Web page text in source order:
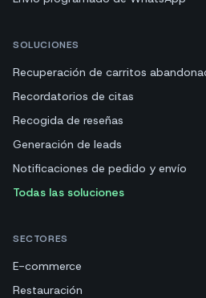
SOLUCIONES
Recuperación de carritos
Recordatorios de citas
Recogida de reseñas
Generación de leads
Notificaciones de pedido y envío
Todas las soluciones
SECTORES
E-commerce
Restauración